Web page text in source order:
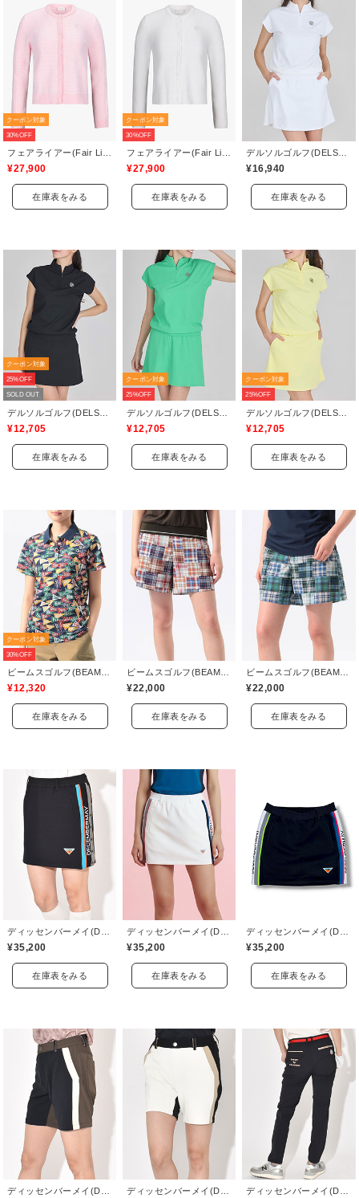
クーポン対象
30%OFF
フェアライアー(Fair Liar)
¥27,900
在庫表をみる
クーポン対象
30%OFF
フェアライアー(Fair Liar)
¥27,900
在庫表をみる
デルソルゴルフ(DELSOL GOLF)
¥16,940
在庫表をみる
クーポン対象
25%OFF
SOLD OUT
¥12,705
在庫表をみる
クーポン対象
25%OFF
¥12,705
在庫表をみる
クーポン対象
25%OFF
¥12,705
在庫表をみる
クーポン対象
30%OFF
¥12,320
在庫表をみる
¥22,000
在庫表をみる
¥22,000
在庫表をみる
¥35,200
在庫表をみる
¥35,200
在庫表をみる
¥35,200
在庫表をみる